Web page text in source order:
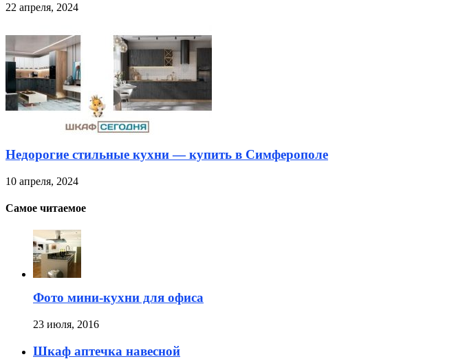
22 апреля, 2024
Недорогие стильные кухни — купить в Симферополе
10 апреля, 2024
Самое читаемое
Фото мини-кухни для офиса
23 июля, 2016
Шкаф аптечка навесной